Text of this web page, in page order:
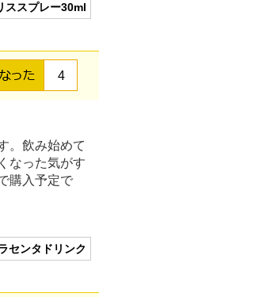
ススプレー30ml
4
。飲み始めて
なった気がす
購入予定で
センタドリンク